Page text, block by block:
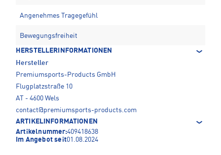
Angenehmes Tragegefühl
Bewegungsfreiheit
HERSTELLERINFORMATIONEN
Hersteller
Premiumsports-Products GmbH
Flugplatzstraße 10
AT - 4600 Wels
contact@premiumsports-products.com
ARTIKELINFORMATIONEN
Artikelnummer:409418638
Im Angebot seit01.08.2024